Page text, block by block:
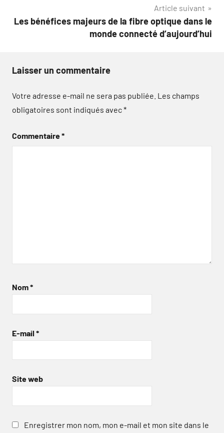
Article suivant
Les bénéfices majeurs de la fibre optique dans le
monde connecté d’aujourd’hui
Laisser un commentaire
Votre adresse e-mail ne sera pas publiée. Les champs
obligatoires sont indiqués avec*
Commentaire*
Nom*
E-mail *
Site web
Enregistrer mon nom, mon e-mail et mon site dans le